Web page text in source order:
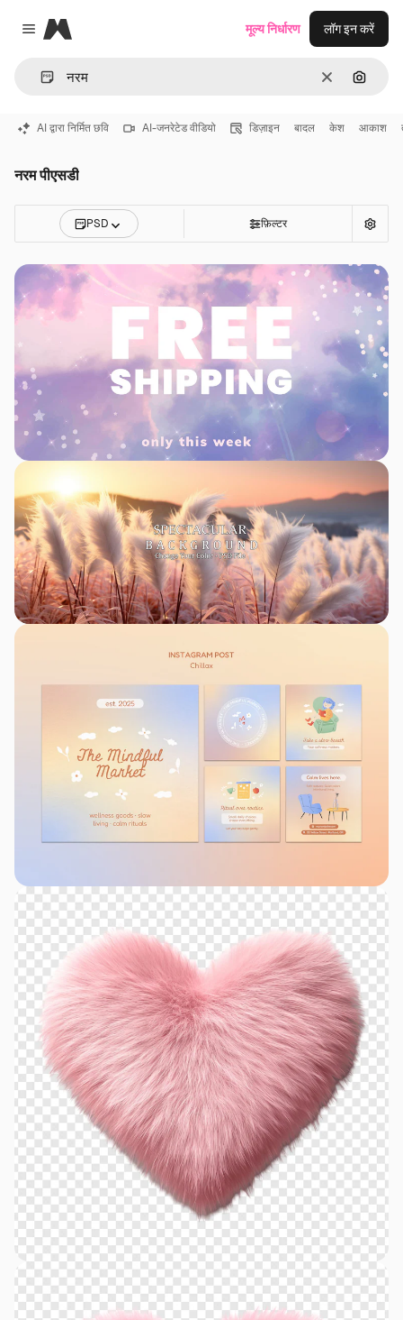
Close menu
Magnific
साफ़ इमेज से
मूल्य निर्धारण लॉग इन करें
AI द्वारा निर्मित छवि AI-जनरेटेड वीडियो डिज़ाइन बादल केश आकाश
नरम पीएसडी
PSD फ़िल्टर